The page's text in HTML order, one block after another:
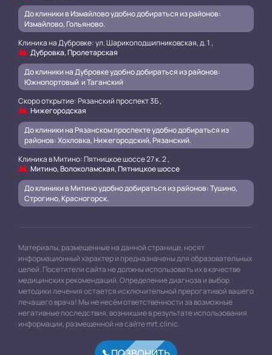
До клиники в Измайлово удобно добираться из районов:
Измайлово, Гольяново.
Клиника на Дубровке: ул. Шарикоподшипниковская, д. 1 ,
Дубровка, Пролетарская
До клиники на Дубровке удобно добираться из районов:
Южнопортовый и Таганский.
Скоро открытие: Рязанский проспект 3Б ,
Нижегородская
До клиники на Рязанском проспекте удобно добираться из
районов: Хохловка, Нижегородский, Рязанский..
Клиника в Митино: Пятницкое шоссе 27 к. 2 ,
Митино, Волоколамская, Пятницкое шоссе
До клиники в Митино удобно добираться из районов: Тушино,
Строгино, Красногорск.
Материалы, размещенные на данной странице, носят
информационный характер и предназначены для образовательных
целей. Посетители сайта не должны использовать их в качестве
медицинских рекомендаций. Определение диагноза и выбор
методики лечения остается исключительной прерогативой вашего
лечащего врача! Мы не несём ответственности за возможные
негативные последствия, возникшие в результате использования
информации, размещенной на сайте mrt.clinic.